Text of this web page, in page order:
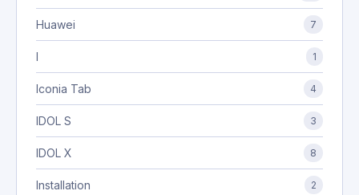
Huawei 7
I 1
Iconia Tab 4
IDOL S 3
IDOL X 8
Installation 2